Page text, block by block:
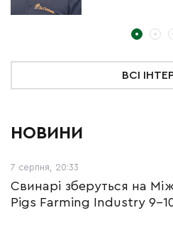
ВСІ
НОВИНИ
7 серпня, 20:33
Свинарі зберуться на
Pigs Farming Industry 9-